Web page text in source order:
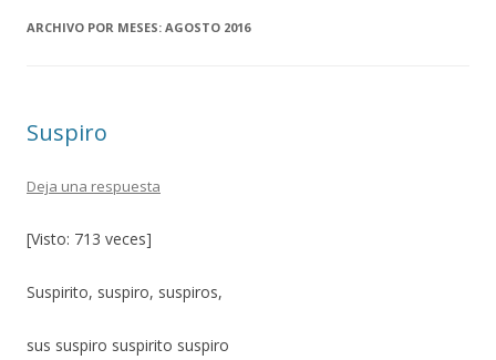
ARCHIVO POR MESES: AGOSTO 2016
Suspiro
Deja una respuesta
[Visto: 713 veces]
Suspirito, suspiro, suspiros,
sus suspiro suspirito suspiro